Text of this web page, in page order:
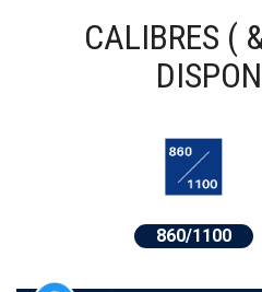
CALIBRES (
860/1100